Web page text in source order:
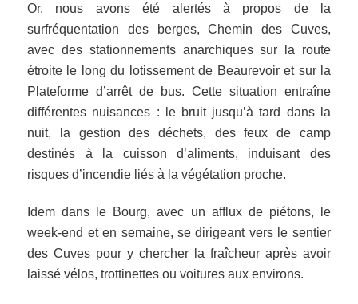
Or, nous avons été alertés à propos de la
surfréquentation des berges, Chemin des Cuves,
avec des stationnements anarchiques sur la route
étroite le long du lotissement de Beaurevoir et sur la
Plateforme d’arrêt de bus. Cette situation entraîne
différentes nuisances : le bruit jusqu’à tard dans la
nuit, la gestion des déchets, des feux de camp
destinés à la cuisson d’aliments, induisant des
risques d’incendie liés à la végétation proche.
Idem dans le Bourg, avec un afflux de piétons, le
week-end et en semaine, se dirigeant vers le sentier
des Cuves pour y chercher la fraîcheur après avoir
laissé vélos, trottinettes ou voitures aux environs.